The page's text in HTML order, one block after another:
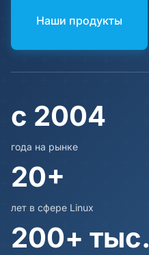
Наши продукты
с 2004
года на рынке
20+
лет в сфере Linux
200+ тыс.